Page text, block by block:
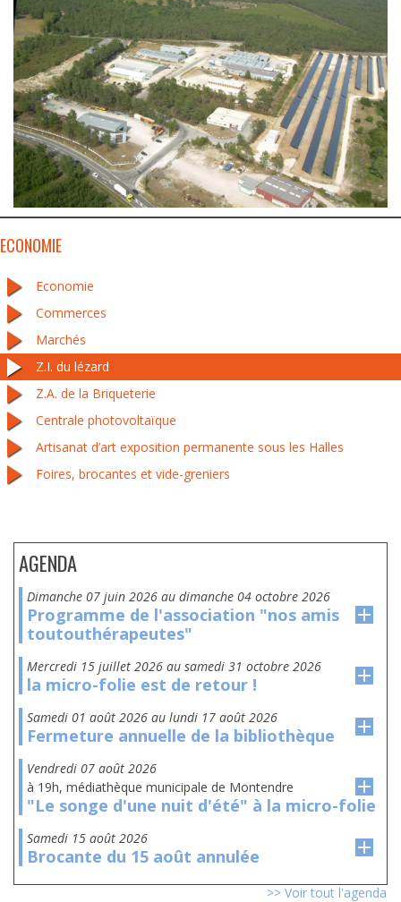
ECONOMIE
Economie
Commerces
Marchés
Z.I. du lézard
Z.A. de la Briqueterie
Centrale photovoltaïque
Artisanat d’art exposition permanente sous les Halles
Foires, brocantes et vide-greniers
AGENDA
dimanche 07 juin 2026 au dimanche 04 octobre 2026
Programme de l'association "nos amis
toutouthérapeutes"
mercredi 15 juillet 2026 au samedi 31 octobre 2026
la micro-folie est de retour !
samedi 01 août 2026 au lundi 17 août 2026
Fermeture annuelle de la bibliothèque
vendredi 07 août 2026
à 19h, médiathèque municipale de Montendre
"Le songe d'une nuit d'été" à la micro-folie
samedi 15 août 2026
Brocante du 15 août annulée
>> Voir tout l'agenda